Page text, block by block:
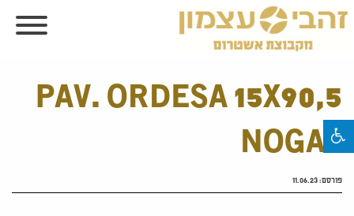
PAV. ORDESA 15X90,5
NOGAL
פורסם:11.06.23